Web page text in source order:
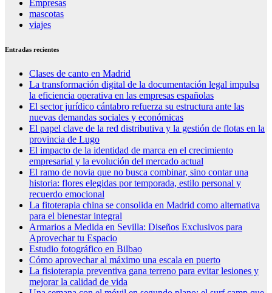
Empresas
mascotas
viajes
Entradas recientes
Clases de canto en Madrid
La transformación digital de la documentación legal impulsa
la eficiencia operativa en las empresas españolas
El sector jurídico cántabro refuerza su estructura ante las
nuevas demandas sociales y económicas
El papel clave de la red distributiva y la gestión de flotas en la
provincia de Lugo
El impacto de la identidad de marca en el crecimiento
empresarial y la evolución del mercado actual
El ramo de novia que no busca combinar, sino contar una
historia: flores elegidas por temporada, estilo personal y
recuerdo emocional
La fitoterapia china se consolida en Madrid como alternativa
para el bienestar integral
Armarios a Medida en Sevilla: Diseños Exclusivos para
Aprovechar tu Espacio
Estudio fotográfico en Bilbao
Cómo aprovechar al máximo una escala en puerto
La fisioterapia preventiva gana terreno para evitar lesiones y
mejorar la calidad de vida